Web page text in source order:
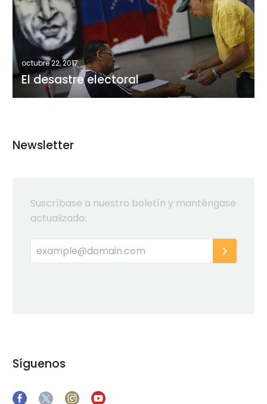
octubre 22, 2017
El desastre electoral
Newsletter
Suscríbase a nuestro boletín y manténgase
actualizado:
Síguenos